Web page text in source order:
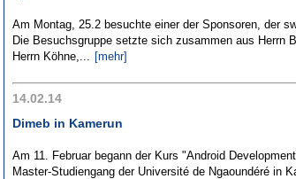
Am Montag, 25.2 besuchte einer der Sponsoren, der
Die Besuchsgruppe setzte sich zusammen aus Herrn
Herrn Köhne,... [mehr]
14.02.14
Dimeb in Kamerun
Am 11. Februar begann der Kurs "Android
Master-Studiengang der Université de Ngaoundéré in